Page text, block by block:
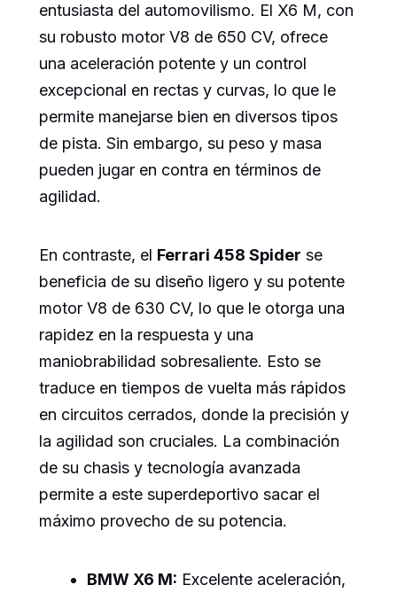
entusiasta del automovilismo. El X6 M, con
su robusto motor V8 de 650 CV, ofrece
una aceleración potente y un control
excepcional en rectas y curvas, lo que le
permite manejarse bien en diversos tipos
de pista. Sin embargo, su peso y masa
pueden jugar en contra en términos de
agilidad.
En contraste, el Ferrari 458 Spider se
beneficia de su diseño ligero y su potente
motor V8 de 630 CV, lo que le otorga una
rapidez en la respuesta y una
maniobrabilidad sobresaliente. Esto se
traduce en tiempos de vuelta más rápidos
en circuitos cerrados, donde la precisión y
la agilidad son cruciales. La combinación
de su chasis y tecnología avanzada
permite a este superdeportivo sacar el
máximo provecho de su potencia.
BMW X6 M: Excelente aceleración,